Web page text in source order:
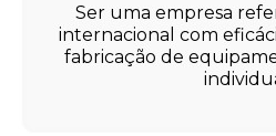
Ser uma empresa
internacional com
fabricação de